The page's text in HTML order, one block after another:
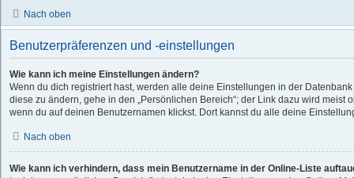
Nach oben
Benutzerpräferenzen und -einstellungen
Wie kann ich meine Einstellungen ändern?
Wenn du dich registriert hast, werden alle deine Einstellungen in der
diese zu ändern, gehe in den „Persönlichen Bereich“; der Link dazu wird meist
wenn du auf deinen Benutzernamen klickst. Dort kannst du alle deine
Nach oben
Wie kann ich verhindern, dass mein Benutzername in der Online-Liste